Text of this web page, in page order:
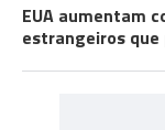
EUA aumentam
estrangeiros